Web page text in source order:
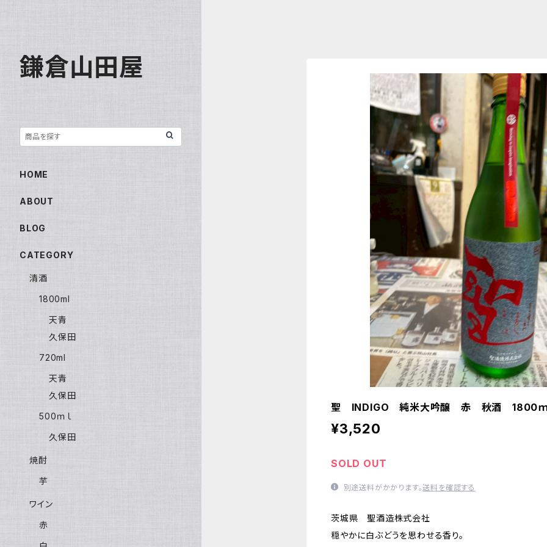
聖 INDIGO 純米大吟醸 赤 秋酒 1800ｍ
¥3,520
SOLD OUT
別途送料がかかります。送料を確認する
茨城県 聖酒造株式会社
穏やかに白ぶどうを思わせる香り。
鎌倉山田屋
HOME
ABOUT
BLOG
CATEGORY
清酒
1800ml
天青
久保田
720ml
天青
久保田
500ｍｌ
久保田
焼酎
芋
ワイン
赤